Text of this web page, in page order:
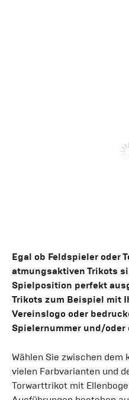
Egal ob Feldspieler oder
atmungsaktiven Trikots
Spielposition perfekt
Trikots zum Beispiel mit
Vereinslogo oder
Spielernummer und/oder
Wählen Sie zwischen
vielen Farbvarianten und
Torwarttrikot mit